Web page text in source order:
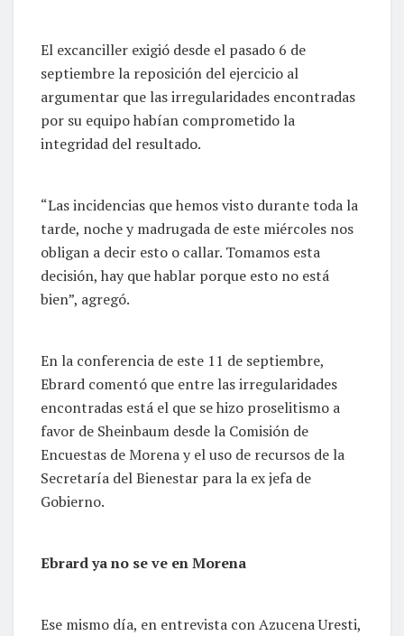
El excanciller exigió desde el pasado 6 de
septiembre la reposición del ejercicio al
argumentar que las irregularidades encontradas
por su equipo habían comprometido la
integridad del resultado.
“Las incidencias que hemos visto durante toda la
tarde, noche y madrugada de este miércoles nos
obligan a decir esto o callar. Tomamos esta
decisión, hay que hablar porque esto no está
bien”, agregó.
En la conferencia de este 11 de septiembre,
Ebrard comentó que entre las irregularidades
encontradas está el que se hizo proselitismo a
favor de Sheinbaum desde la Comisión de
Encuestas de Morena y el uso de recursos de la
Secretaría del Bienestar para la ex jefa de
Gobierno.
Ebrard ya no se ve en Morena
Ese mismo día, en entrevista con Azucena Uresti,